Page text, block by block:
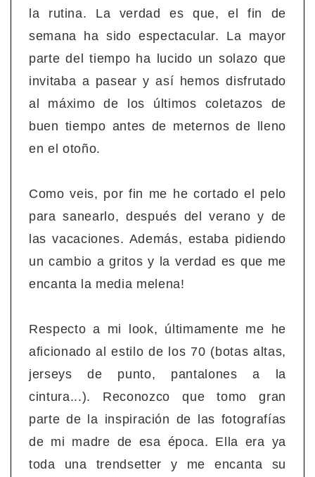
la rutina. La verdad es que, el fin de
semana ha sido espectacular. La mayor
parte del tiempo ha lucido un solazo que
invitaba a pasear y así hemos disfrutado
al máximo de los últimos coletazos de
buen tiempo antes de meternos de lleno
en el otoño.
Como veis, por fin me he cortado el pelo
para sanearlo, después del verano y de
las vacaciones. Además, estaba pidiendo
un cambio a gritos y la verdad es que me
encanta la media melena!
Respecto a mi look, últimamente me he
aficionado al estilo de los 70 (botas altas,
jerseys de punto, pantalones a la
cintura...). Reconozco que tomo gran
parte de la inspiración de las fotografías
de mi madre de esa época. Ella era ya
toda una trendsetter y me encanta su